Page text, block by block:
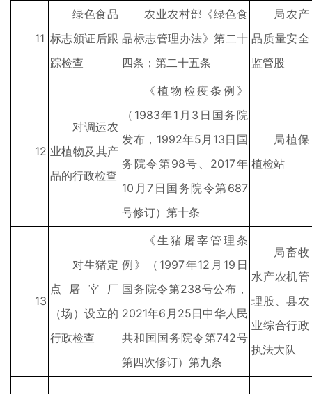
11
绿色食品
标志颁证后跟
踪检查
农业农村部《绿色食
品标志管理办法》第二十
四条；第二十五条
局农产
品质量安全
监管股
12
对调运农
业植物及其产
品的行政检查
《植物检疫条例》
（1983年1月3日国务院
发布，1992年5月13日国
务院令第98号、2017年
10月7日国务院令第687
号修订）第十条
局植保
植检站
13
对生猪定
点屠宰厂
（场）设立的
行政检查
《生猪屠宰管理条
例》（1997年12月19日
国务院令第238号公布，
2021年6月25日中华人民
共和国国务院令第742号
第四次修订）第九条
局畜牧
水产农机管
理股、县农
业综合行政
执法大队